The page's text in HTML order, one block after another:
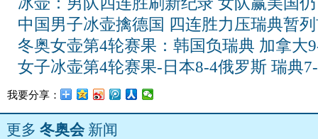
中国男子冰壶擒德国 四连胜力压瑞典暂
冬奥女壶第4轮赛果：韩国负瑞典 加拿大
女子冰壶第4轮赛果-日本8-4俄罗斯 瑞典
我要分享：
更多 冬奥会新闻